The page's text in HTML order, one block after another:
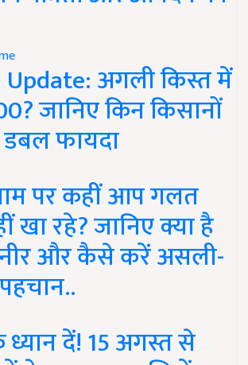
Update: अगली किस्त में
जानिए किन किसानों
फायदा
पर कहीं आप गलत
खा रहे? जानिए क्या है
और कैसे करें असली-
ध्यान दें! 15 अगस्त से